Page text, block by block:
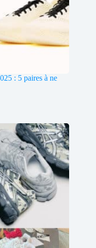
: 5 paires à ne